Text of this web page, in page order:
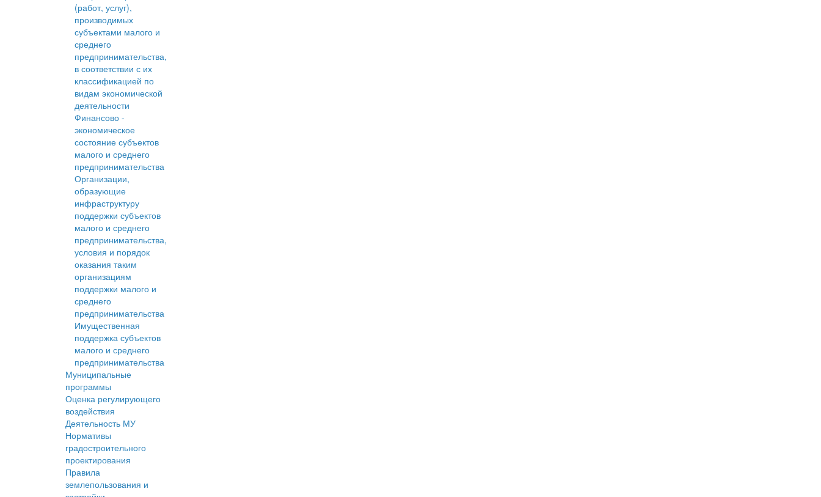
(работ, услуг),
производимых
субъектами малого и
среднего
предпринимательства,
в соответствии с их
классификацией по
видам экономической
деятельности
Финансово -
экономическое
состояние субъектов
малого и среднего
предпринимательства
Организации,
образующие
инфраструктуру
поддержки субъектов
малого и среднего
предпринимательства,
условия и порядок
оказания таким
организациям
поддержки малого и
среднего
предпринимательства
Имущественная
поддержка субъектов
малого и среднего
предпринимательства
Муниципальные
программы
Оценка регулирующего
воздействия
Деятельность МУ
Нормативы
градостроительного
проектирования
Правила
землепользования и